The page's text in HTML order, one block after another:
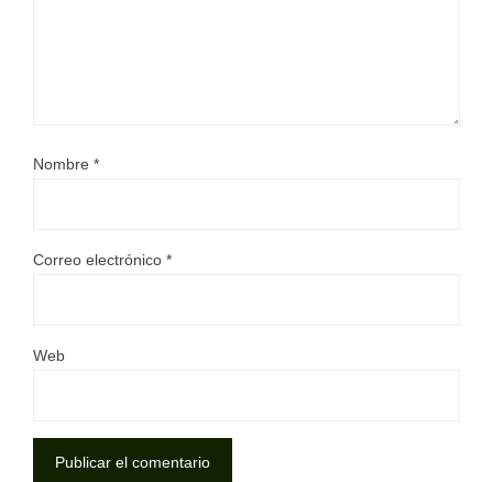
Nombre *
Correo electrónico *
Web